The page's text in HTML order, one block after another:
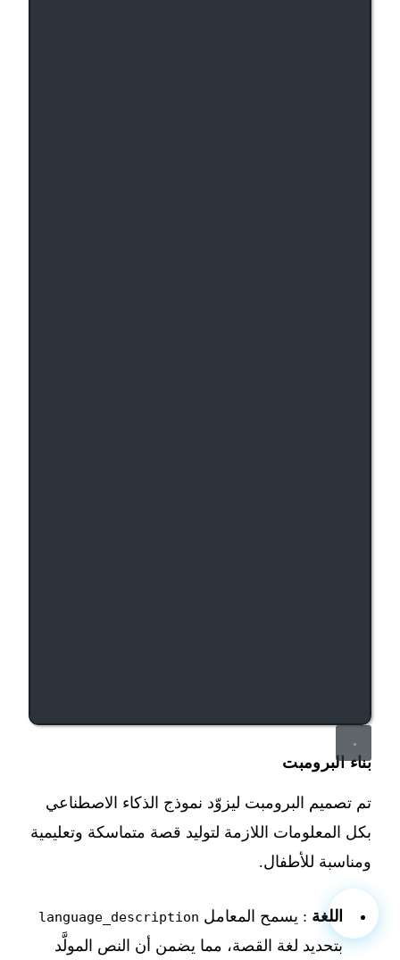
بناء البرومبت
تم تصميم البرومبت ليزوّد نموذج الذكاء الاصطناعي
بكل المعلومات اللازمة لتوليد قصة متماسكة وتعليمية
ومناسبة للأطفال.
اللغة : يسمح المعامل language_description
بتحديد لغة القصة، مما يضمن أن النص المولَّد